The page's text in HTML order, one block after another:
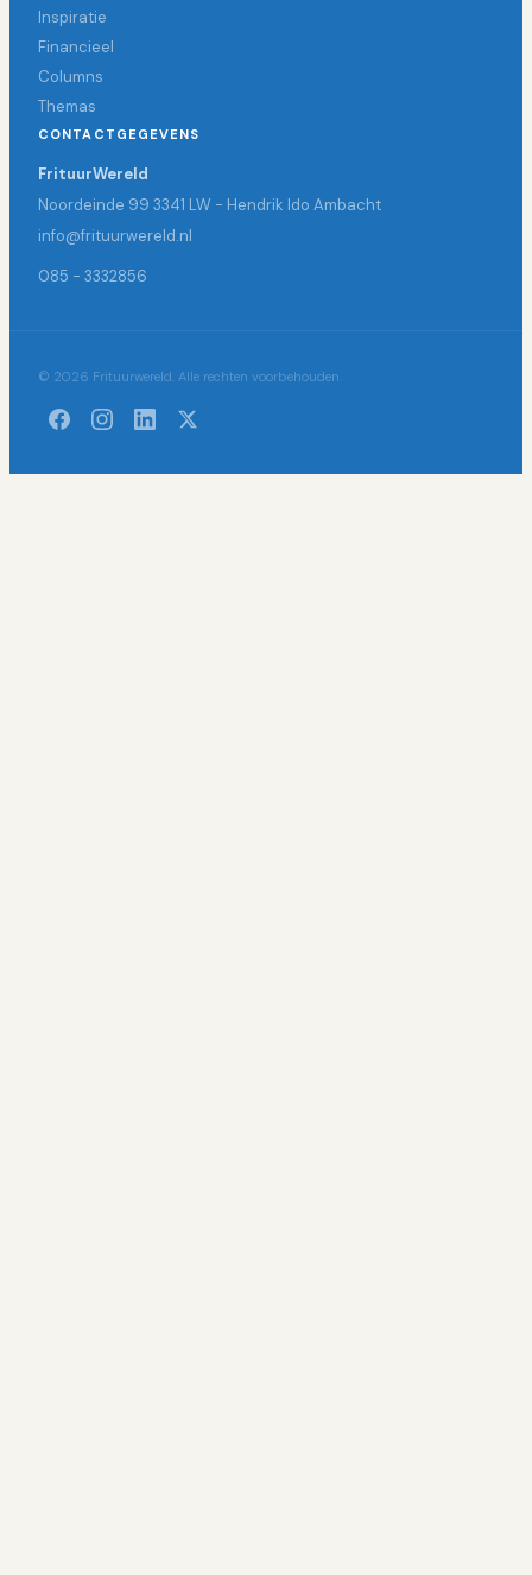
Inspiratie
Financieel
Columns
Themas
CONTACTGEGEVENS
FrituurWereld
Noordeinde 99 3341 LW - Hendrik Ido Ambacht
info@frituurwereld.nl
085 - 3332856
© 2026 Frituurwereld. Alle rechten voorbehouden.